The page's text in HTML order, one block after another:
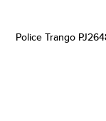
Police Trango